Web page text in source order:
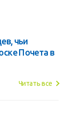
чьи
Почета в
Читать все